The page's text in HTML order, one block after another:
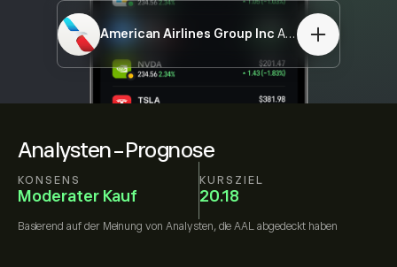
Analysten-Prognose
KONSENS
Moderater Kauf
KURSZIEL
20.18
Basierend auf der Meinung von Analysten, die AAL abgedeckt haben
American Airlines Group Inc AAL